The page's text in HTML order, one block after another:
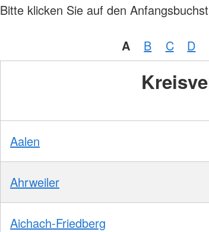
Bitte klicken Sie auf den
A B C D
Aalen
Ahrweiler
Aichach-Friedberg